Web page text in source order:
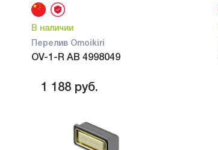
В наличии
Перелив Omoikiri
OV-1-R AB 4998049
1 188 руб.